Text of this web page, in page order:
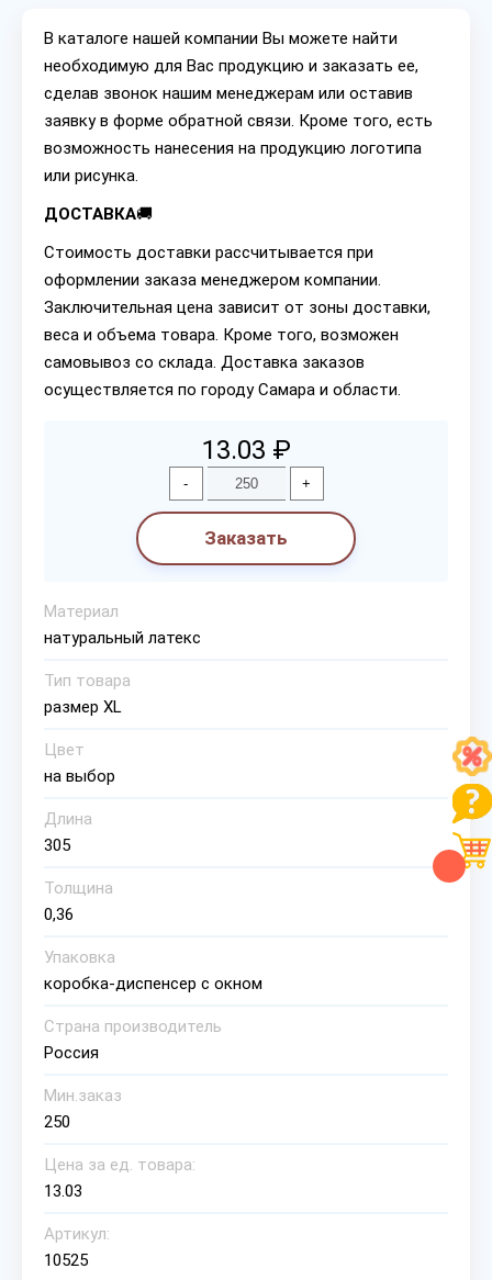
В каталоге нашей компании Вы можете найти
необходимую для Вас продукцию и заказать ее,
сделав звонок нашим менеджерам или оставив
заявку в форме обратной связи. Кроме того, есть
возможность нанесения на продукцию логотипа
или рисунка.
ДОСТАВКА🚚
Стоимость доставки рассчитывается при
оформлении заказа менеджером компании.
Заключительная цена зависит от зоны доставки,
веса и объема товара. Кроме того, возможен
самовывоз со склада. Доставка заказов
осуществляется по городу Самара и области.
13.03 ₽
- +
Заказать
Материал
натуральный латекс
Тип товара
размер XL
Цвет
на выбор
Длина
305
Толщина
0,36
Упаковка
коробка-диспенсер с окном
Страна производитель
Россия
Мин.заказ
250
Цена за ед. товара:
13.03
Артикул:
10525